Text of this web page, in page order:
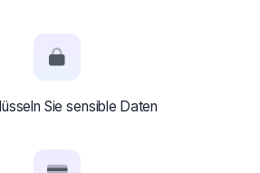
Sie sensible Daten